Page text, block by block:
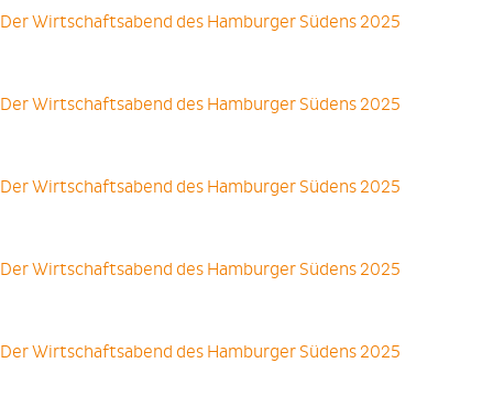
Der Wirtschaftsabend des Hamburger Südens 2025
Der Wirtschaftsabend des Hamburger Südens 2025
Der Wirtschaftsabend des Hamburger Südens 2025
Der Wirtschaftsabend des Hamburger Südens 2025
Der Wirtschaftsabend des Hamburger Südens 2025